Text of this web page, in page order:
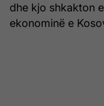
dhe kjo shkakton
ekonominë e